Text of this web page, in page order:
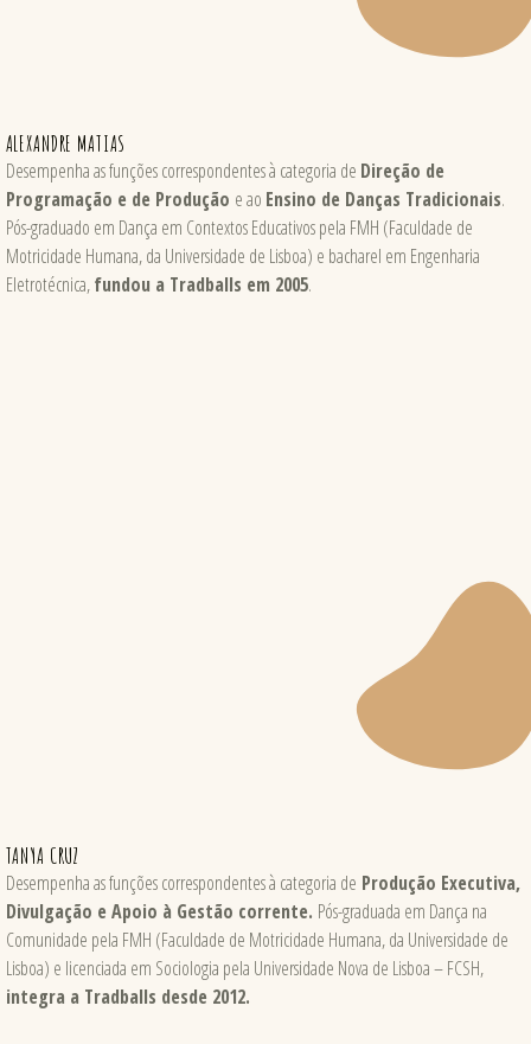
ALEXANDRE MATIAS
Desempenha as funções correspondentes à categoria de Direção de
Programação e de Produção e ao Ensino de Danças Tradicionais.
Pós-graduado em Dança em Contextos Educativos pela FMH (Faculdade de
Motricidade Humana, da Universidade de Lisboa) e bacharel em Engenharia
Eletrotécnica,fundou a Tradballs em 2005.
TANYA CRUZ
Desempenha as funções correspondentes à categoria de Produção Executiva,
Divulgação e Apoio à Gestão corrente. Pós-graduada em Dança na
Comunidade pela FMH (Faculdade de Motricidade Humana, da Universidade de
Lisboa) e licenciada em Sociologia pela Universidade Nova de Lisboa – FCSH,
integra a Tradballs desde 2012.